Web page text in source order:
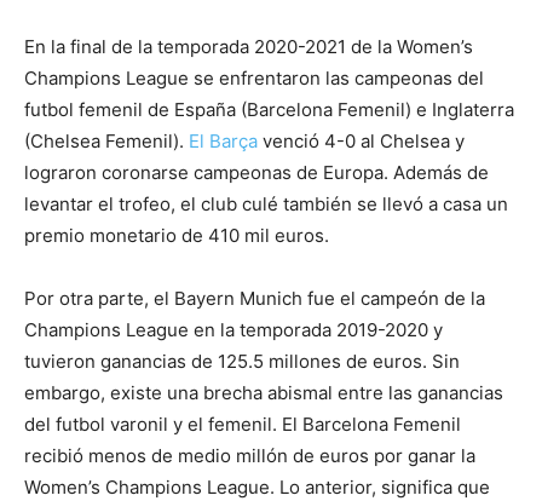
En la final de la temporada 2020-2021 de la Women’s
Champions League se enfrentaron las campeonas del
futbol femenil de España (Barcelona Femenil) e Inglaterra
(Chelsea Femenil). El Barça venció 4-0 al Chelsea y
lograron coronarse campeonas de Europa. Además de
levantar el trofeo, el club culé también se llevó a casa un
premio monetario de 410 mil euros.
Por otra parte, el Bayern Munich fue el campeón de la
Champions League en la temporada 2019-2020 y
tuvieron ganancias de 125.5 millones de euros. Sin
embargo, existe una brecha abismal entre las ganancias
del futbol varonil y el femenil. El Barcelona Femenil
recibió menos de medio millón de euros por ganar la
Women’s Champions League. Lo anterior, significa que